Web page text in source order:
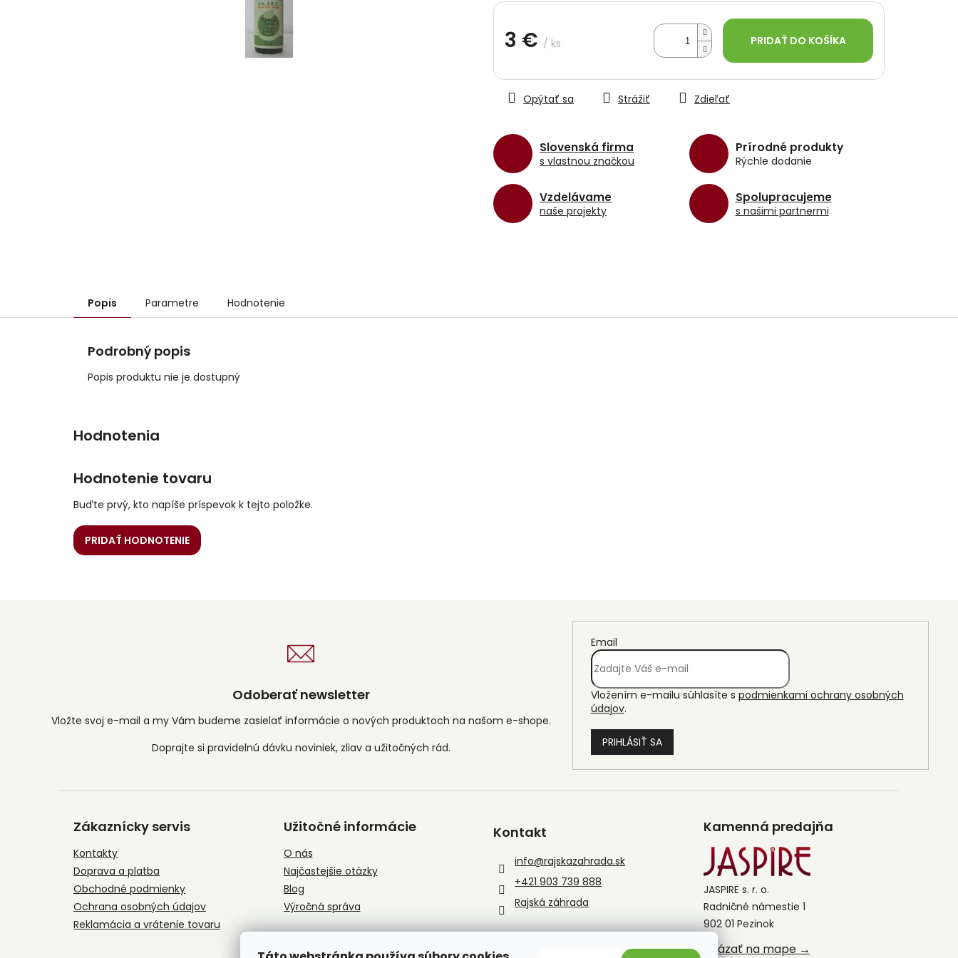
3 € / ks
cena:
PRIDAŤ DO KOŠÍKA
Slovenská firma
s vlastnou značkou
Prírodné produkty
Rýchle dodanie
Vzdelávame
naše projekty
Spolupracujeme
s našimi partnermi
Opýtať sa Strážiť Zdieľať
Popis Parametre Hodnotenie
Podrobný popis
Popis produktu nie je dostupný
Hodnotenie tovaru
Buďte prvý, kto napíše príspevok k tejto položke.
PRIDAŤ HODNOTENIE
Odoberať newsletter
Vložte svoj e-mail a my Vám budeme zasielať informácie o nových produktoch na našom e-shope.
Email
Vložením e-mailu súhlasíte s podmienkami ochrany osobných
údajov.
PRIHLÁSIŤ SA
Zákaznícky servis
Kontakty
Doprava a platba
Obchodné podmienky
Ochrana osobných údajov
Reklamácia a vrátenie tovaru
Užitočné informácie
O nás
Najčastejšie otázky
Blog
Výročná správa
Kontakt
info@rajskazahrada.sk
+421 903 739 888
Rajská záhrada
Kamenná predajňa
JASPIRE s. r. o.
Radničné námestie 1
902 01 Pezinok
Ukázať na mape →